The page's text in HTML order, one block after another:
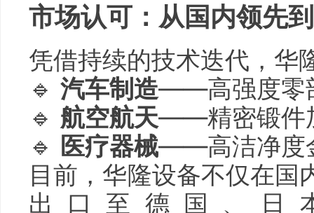
市场认可：从国内领先
凭借持续的技术迭代，华
🔹 汽车制造——高强度零
🔹 航空航天——精密锻件
🔹 医疗器械——高洁净度
目前，华隆设备不仅在国
出口至德国、日